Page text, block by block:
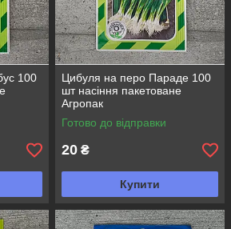
100
Цибуля на перо Параде 100
шт насіння пакетоване
Агропак
Готово до відправки
20 ₴
Купити